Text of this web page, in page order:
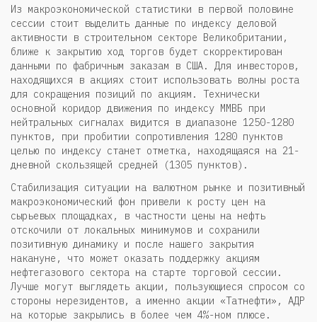
Из макроэкономической статистики в первой половине
сессии стоит выделить данные по индексу деловой
активности в строительном секторе Великобритании,
ближе к закрытию ход торгов будет скорректирован
данными по фабричным заказам в США. Для инвесторов,
находящихся в акциях стоит использовать волны роста
для сокращения позиций по акциям. Технически
основной коридор движения по индексу ММВБ при
нейтральных сигналах видится в диапазоне 1250-1280
пунктов, при пробитии сопротивления 1280 пунктов
целью по индексу станет отметка, находящаяся на 21-
дневной скользящей средней (1305 пунктов).
Стабилизация ситуации на валютном рынке и позитивный
макроэкономический фон привели к росту цен на
сырьевых площадках, в частности цены на нефть
отскочили от локальных минимумов и сохранили
позитивную динамику и после нашего закрытия
накануне, что может оказать поддержку акциям
нефтегазового сектора на старте торговой сессии.
Лучше могут выглядеть акции, пользующиеся спросом со
стороны нерезидентов, а именно акции «Татнефти», АДР
на которые закрылись в более чем 4%-ном плюсе.